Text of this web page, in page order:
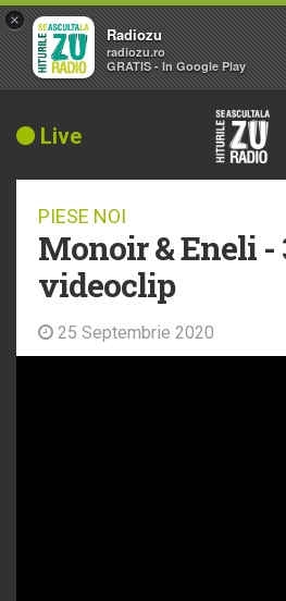
Live
PIESE NOI
Monoir & Eneli -
videoclip
25 Septembrie 2020
×
Radiozu
radiozu.ro
GRATIS - In Google Play